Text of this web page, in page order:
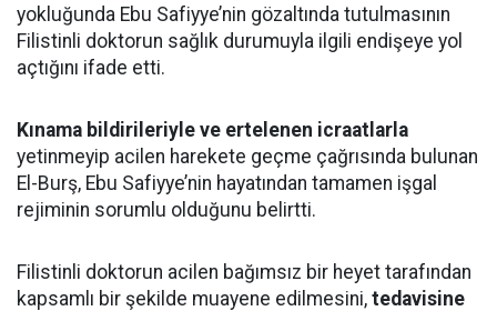
yokluğunda Ebu Safiyye’nin gözaltında tutulmasının
Filistinli doktorun sağlık durumuyla ilgili endişeye yol
açtığını ifade etti.
Kınama bildirileriyle ve ertelenen icraatlarla
yetinmeyip acilen harekete geçme çağrısında bulunan
El-Burş, Ebu Safiyye’nin hayatından tamamen işgal
rejiminin sorumlu olduğunu belirtti.
Filistinli doktorun acilen bağımsız bir heyet tarafından
kapsamlı bir şekilde muayene edilmesini, tedavisine